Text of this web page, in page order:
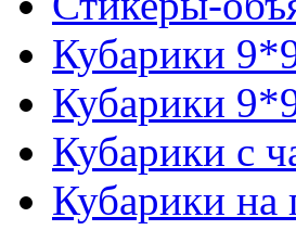
Кубарики
Кубарики
Кубарики с
Кубарики на